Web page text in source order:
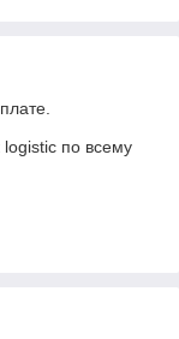
logistic по всему